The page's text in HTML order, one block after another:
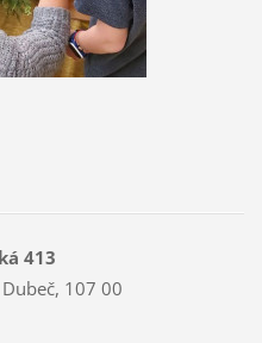
413
107 00